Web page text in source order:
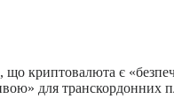
що криптовалюта є
для транскордонних